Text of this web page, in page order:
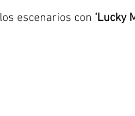
escenarios con ‘Lucky